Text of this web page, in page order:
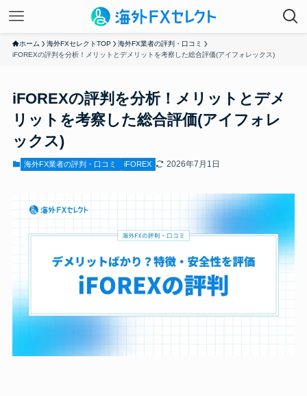
ホーム 海外FXセレクトTOP
海外FX業者の評判・口コミ
iFOREXの評判を分析！メリットとデメリットを考察した総合評価(アイフォレックス)
iFOREXの評判を分析！メリットとデメ
リットを考察した総合評価(アイフォレ
ックス)
海外FX業者の評判・口コミ iFOREX 2026年7月1日